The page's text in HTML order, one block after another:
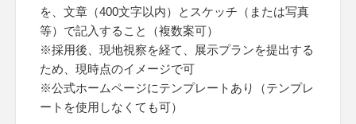
を、文章（400文字以内）とスケッチ（または写真
等）で記入すること（複数案可）
※採用後、現地視察を経て、展示プランを提出する
ため、現時点のイメージで可
※公式ホームページにテンプレートあり（テンプレ
ートを使用しなくても可）